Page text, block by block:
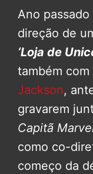
Ano
direção de
‘Loja de
também
Jackson,
gravarem
Capitã
como co-
começo da